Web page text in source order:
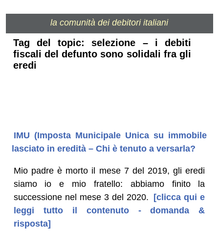
la comunità dei debitori italiani
Tag del topic: selezione – i debiti
fiscali del defunto sono solidali fra gli
eredi
IMU (Imposta Municipale Unica su immobile
lasciato in eredità – Chi è tenuto a versarla?
Mio padre è morto il mese 7 del 2019, gli eredi
siamo io e mio fratello: abbiamo finito la
successione nel mese 3 del 2020. [clicca qui e
leggi tutto il contenuto - domanda &
risposta]